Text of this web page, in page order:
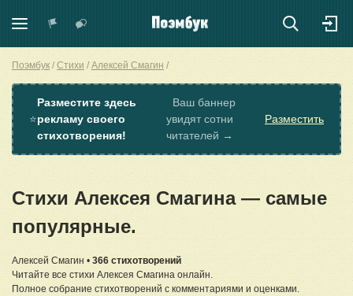
Поэмбук Стихи Алексей Смагин
⭐
Разместите здесь
рекламу своего
стихотворения!
Ваш баннер
увидят сотни
читателей →
Разместить
Стихи Алексея Смагина — самые
популярные.
Алексей Смагин • 366 стихотворений
Читайте все стихи Алексея Смагина онлайн.
Полное собрание стихотворений с комментариями и оценками.